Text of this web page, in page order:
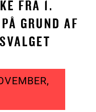
FRA 1.
GRUND AF